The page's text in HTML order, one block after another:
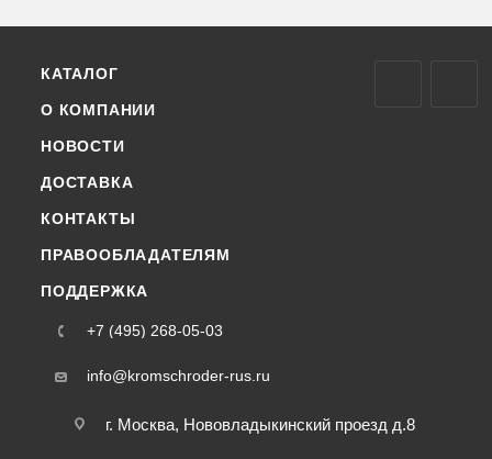
КАТАЛОГ
О КОМПАНИИ
НОВОСТИ
ДОСТАВКА
КОНТАКТЫ
ПРАВООБЛАДАТЕЛЯМ
ПОДДЕРЖКА
+7 (495) 268-05-03
info@kromschroder-rus.ru
г. Москва, Нововладыкинский проезд д.8